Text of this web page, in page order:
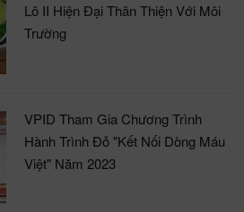
Lô II Hiện Đại Thân Thiện Với Môi
Trường
VPID Tham Gia Chương Trình
Hành Trình Đỏ "Kết Nối Dòng Máu
Việt" Năm 2023